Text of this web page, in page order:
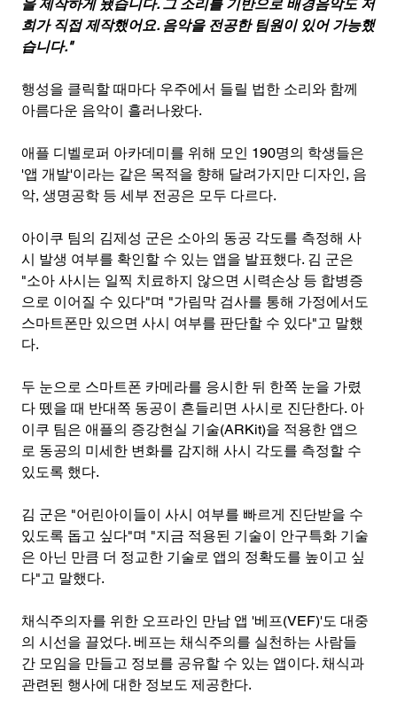
을 제작하게 됐습니다. 그 소리를 기반으로 배경음악도 저
희가 직접 제작했어요. 음악을 전공한 팀원이 있어 가능했
습니다."
행성을 클릭할 때마다 우주에서 들릴 법한 소리와 함께
아름다운 음악이 흘러나왔다.
애플 디벨로퍼 아카데미를 위해 모인 190명의 학생들은
'앱 개발'이라는 같은 목적을 향해 달려가지만 디자인, 음
악, 생명공학 등 세부 전공은 모두 다르다.
아이쿠 팀의 김제성 군은 소아의 동공 각도를 측정해 사
시 발생 여부를 확인할 수 있는 앱을 발표했다. 김 군은
"소아 사시는 일찍 치료하지 않으면 시력손상 등 합병증
으로 이어질 수 있다"며 "가림막 검사를 통해 가정에서도
스마트폰만 있으면 사시 여부를 판단할 수 있다"고 말했
다.
두 눈으로 스마트폰 카메라를 응시한 뒤 한쪽 눈을 가렸
다 뗐을 때 반대쪽 동공이 흔들리면 사시로 진단한다. 아
이쿠 팀은 애플의 증강현실 기술(ARKit)을 적용한 앱으
로 동공의 미세한 변화를 감지해 사시 각도를 측정할 수
있도록 했다.
김 군은 "어린아이들이 사시 여부를 빠르게 진단받을 수
있도록 돕고 싶다"며 "지금 적용된 기술이 안구특화 기술
은 아닌 만큼 더 정교한 기술로 앱의 정확도를 높이고 싶
다"고 말했다.
채식주의자를 위한 오프라인 만남 앱 '베프(VEF)'도 대중
의 시선을 끌었다. 베프는 채식주의를 실천하는 사람들
간 모임을 만들고 정보를 공유할 수 있는 앱이다. 채식과
관련된 행사에 대한 정보도 제공한다.